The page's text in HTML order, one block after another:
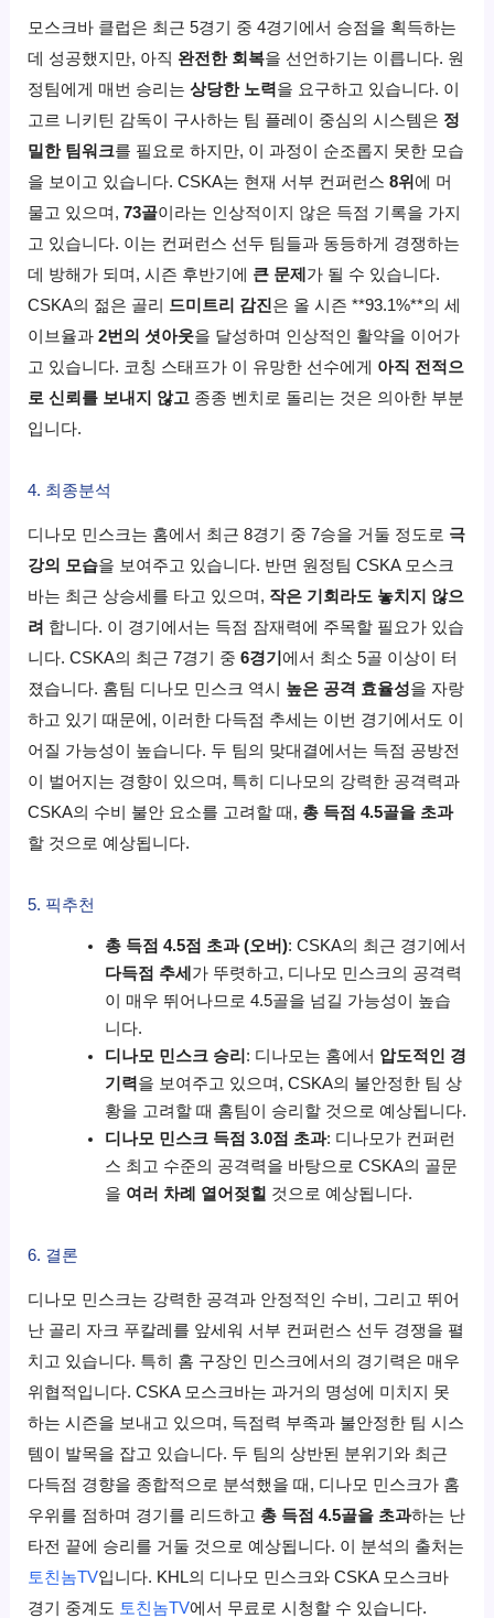
모스크바 클럽은 최근 5경기 중 4경기에서 승점을 획득하는
데 성공했지만, 아직 완전한 회복을 선언하기는 이릅니다. 원
정팀에게 매번 승리는상당한 노력을 요구하고 있습니다. 이
고르 니키틴 감독이 구사하는 팀 플레이 중심의 시스템은 정
밀한 팀워크를 필요로 하지만, 이 과정이 순조롭지 못한 모습
을 보이고 있습니다. CSKA는 현재 서부 컨퍼런스8위에 머
물고 있으며,73골이라는 인상적이지 않은 득점 기록을 가지
고 있습니다. 이는 컨퍼런스 선두 팀들과 동등하게 경쟁하는
데 방해가 되며, 시즌 후반기에 큰 문제 가 될 수 있습니다.
CSKA의 젊은 골리 드미트리 감진 은 올 시즌 **93.1%**의 세
이브율과2번의 셧아웃을 달성하며 인상적인 활약을 이어가
고 있습니다. 코칭 스태프가 이 유망한 선수에게 아직 전적으
로 신뢰를 보내지 않고 종종 벤치로 돌리는 것은 의아한 부분
입니다.
4. 최종분석
디나모 민스크는 홈에서 최근 8경기 중 7승을 거둘 정도로 극
강의 모습을 보여주고 있습니다. 반면 원정팀 CSKA 모스크
바는 최근 상승세를 타고 있으며, 작은 기회라도 놓치지 않으
려 합니다. 이 경기에서는 득점 잠재력에 주목할 필요가 있습
니다. CSKA의 최근 7경기 중6경기에서 최소 5골 이상이 터
졌습니다. 홈팀 디나모 민스크 역시 높은 공격 효율성을 자랑
하고 있기 때문에, 이러한 다득점 추세는 이번 경기에서도 이
어질 가능성이 높습니다. 두 팀의 맞대결에서는 득점 공방전
이 벌어지는 경향이 있으며, 특히 디나모의 강력한 공격력과
CSKA의 수비 불안 요소를 고려할 때, 총 득점 4.5골을 초과
할 것으로 예상됩니다.
5. 픽추천
총 득점 4.5점 초과 (오버): CSKA의 최근 경기에서
다득점 추세 가 뚜렷하고, 디나모 민스크의 공격력
이 매우 뛰어나므로 4.5골을 넘길 가능성이 높습
니다.
디나모 민스크 승리 : 디나모는 홈에서 압도적인 경
기력을 보여주고 있으며, CSKA의 불안정한 팀 상
황을 고려할 때 홈팀이 승리할 것으로 예상됩니다.
디나모 민스크 득점 3.0점 초과: 디나모가 컨퍼런
스 최고 수준의 공격력을 바탕으로 CSKA의 골문
을 여러 차례 열어젖힐 것으로 예상됩니다.
6. 결론
디나모 민스크는 강력한 공격과 안정적인 수비, 그리고 뛰어
난 골리 자크 푸칼레를 앞세워 서부 컨퍼런스 선두 경쟁을 펼
치고 있습니다. 특히 홈 구장인 민스크에서의 경기력은 매우
위협적입니다. CSKA 모스크바는 과거의 명성에 미치지 못
하는 시즌을 보내고 있으며, 득점력 부족과 불안정한 팀 시스
템이 발목을 잡고 있습니다. 두 팀의 상반된 분위기와 최근
다득점 경향을 종합적으로 분석했을 때, 디나모 민스크가 홈
우위를 점하며 경기를 리드하고 총 득점 4.5골을 초과하는 난
타전 끝에 승리를 거둘 것으로 예상됩니다. 이 분석의 출처는
토친놈TV입니다. KHL의 디나모 민스크와 CSKA 모스크바
경기 중계도 토친놈TV에서 무료로 시청할 수 있습니다.